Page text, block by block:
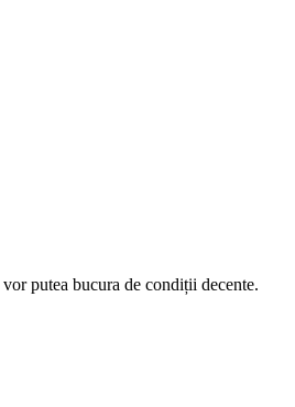
putea bucura de condiții decente.